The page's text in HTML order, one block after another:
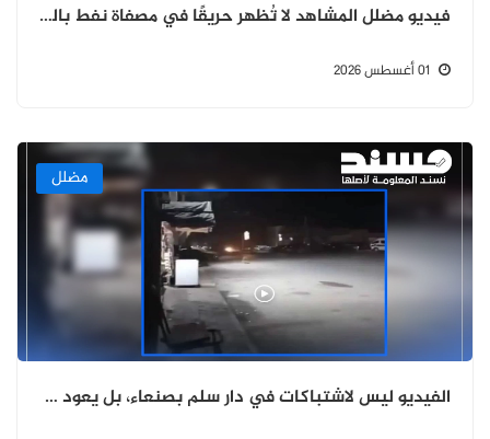
فيديو مضلل المشاهد لا تُظهر حريقًا في مصفاة نفط بالرياض بل حادثًا في المكسيك
مضلل
الفيديو ليس لاشتباكات في دار سلم بصنعاء، بل يعود لاشتباكات في جرمانا السورية عام 2025